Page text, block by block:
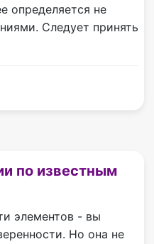
определяется не
Следует принять
по известным
элементов - вы
Но она не